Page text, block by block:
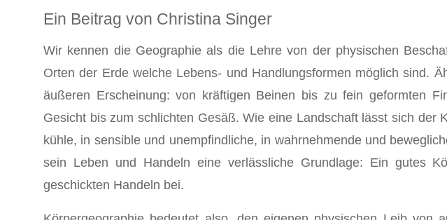
Ein Beitrag von Christina Singer
Wir kennen die Geographie als die Lehre von der physischen
Orten der Erde welche Lebens- und Handlungsformen möglich sind.
äußeren Erscheinung: von kräftigen Beinen bis zu fein geformten
Gesicht bis zum schlichten Gesäß. Wie eine Landschaft lässt sich
kühle, in sensible und unempfindliche, in wahrnehmende und
sein Leben und Handeln eine verlässliche Grundlage: Ein gutes
geschickten Handeln bei.